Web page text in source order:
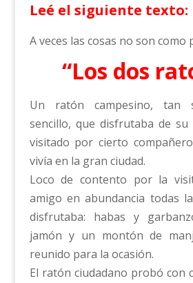
Leé el siguiente texto:
A veces las cosas no son como
“Los dos
Un ratón campesino, tan
sencillo, que disfrutaba de su
visitado por cierto
vivía en la gran ciudad.
Loco de contento por la
amigo en abundancia todas
disfrutaba: habas y
jamón y un montón de
reunido para la ocasión.
El ratón ciudadano probó con